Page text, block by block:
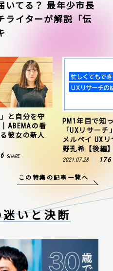
いてる？ 最年少市長
ライターが解説「伝
と自分を守
ABEMAの看
彼女の新人
SHARE
PM1年目で知
「UXリサー
メルペイ UX
野孔希【後編
2021.07.28 176
この特集の記事一覧へ
迷いと決断